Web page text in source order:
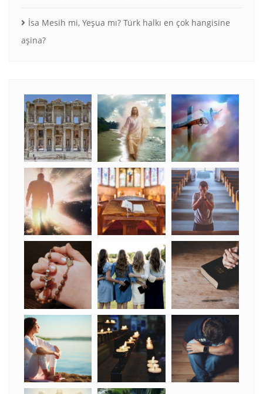
İsa Mesih mi, Yeşua mı? Türk halkı en çok hangisine
aşina?